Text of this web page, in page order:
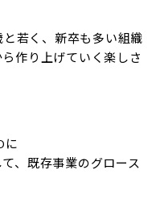
若く、新卒も多い組織
作り上げていく楽しさ
に
、既存事業のグロース